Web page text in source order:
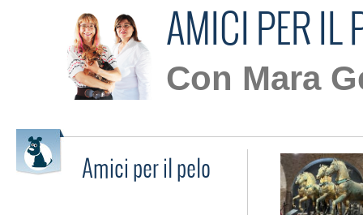
AMICI PER IL
Con Mara
Amici per il pelo